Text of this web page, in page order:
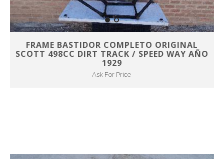
FRAME BASTIDOR COMPLETO ORIGINAL
SCOTT 498CC DIRT TRACK / SPEED WAY AÑO
1929
Ask For Price